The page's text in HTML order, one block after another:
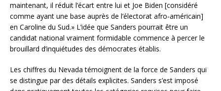
maintenant, il réduit l’écart entre lui et Joe Biden [considéré
comme ayant une base auprès de l’électorat afro-américain]
en Caroline du Sud.» L’idée que Sanders pourrait être un
candidat national vraiment formidable commence à percer le
brouillard d’inquiétudes des démocrates établis.
Les chiffres du Nevada témoignent de la force de Sanders qui
se distingue par des détails explicites. Sanders s’est imposé